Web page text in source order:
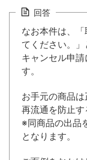
回答
なお本件は、
てください。」
キャンセル申
す。
お手元の商品は
再流通を防止す
※同商品の出品
となります。